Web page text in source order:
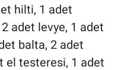
hilti, 1 adet
adet levye, 1 adet
balta, 2 adet
el testeresi, 1 adet